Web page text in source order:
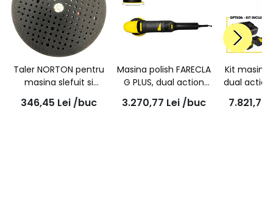
Taler NORTON pentru
masina slefuit si
discuri Multi Air,
duritate Medie
346,45 Lei /buc
Masina polish FARECLA
G PLUS, dual action
(orbitala), orbita
15mm, penntru pad
3.270,77 Lei /buc
Kit masina
dual
FARECLA
7.821,77